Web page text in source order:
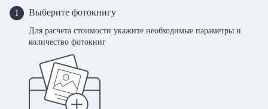
1 Выберите фотокнигу
Для расчета стоимости укажите необходимые параметры и
количество фотокниг